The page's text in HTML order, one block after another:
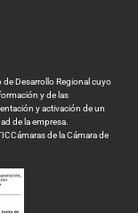
de Desarrollo Regional cuyo
y de las
y activación de un
de la empresa.
de la Cámara de